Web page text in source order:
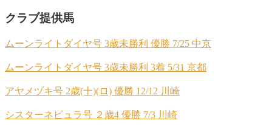
クラブ提供馬
ムーンライトダイヤ号 3歳未勝利 優勝 7/25 中京
ムーンライトダイヤ号 3歳未勝利 3着 5/31 京都
アヤメヅキ号 2歳(十)(ロ) 優勝 12/12 川崎
シスターネビュラ号 ２歳4 優勝 7/3 川崎